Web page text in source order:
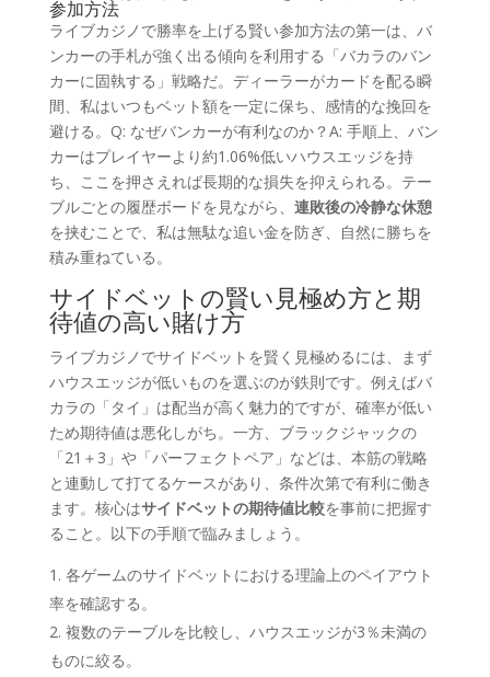
参加方法
ライブカジノで勝率を上げる賢い参加方法の第一は、バ
ンカーの手札が強く出る傾向を利用する「バカラのバン
カーに固執する」戦略だ。ディーラーがカードを配る瞬
間、私はいつもベット額を一定に保ち、感情的な挽回を
避ける。Q: なぜバンカーが有利なのか？A: 手順上、バン
カーはプレイヤーより約1.06%低いハウスエッジを持
ち、ここを押さえれば長期的な損失を抑えられる。テー
ブルごとの履歴ボードを見ながら、 連敗後の冷静な休憩
を挟むことで、私は無駄な追い金を防ぎ、自然に勝ちを
積み重ねている。
サイドベットの賢い見極め方と期
待値の高い賭け方
ライブカジノでサイドベットを賢く見極めるには、まず
ハウスエッジが低いものを選ぶのが鉄則です。例えばバ
カラの「タイ」は配当が高く魅力的ですが、確率が低い
ため期待値は悪化しがち。一方、ブラックジャックの
「21＋3」や「パーフェクトペア」などは、本筋の戦略
と連動して打てるケースがあり、条件次第で有利に働き
ます。核心はサイドベットの期待値比較を事前に把握す
ること。以下の手順で臨みましょう。
各ゲームのサイドベットにおける理論上のペイアウト
率を確認する。
複数のテーブルを比較し、ハウスエッジが3％未満の
ものに絞る。